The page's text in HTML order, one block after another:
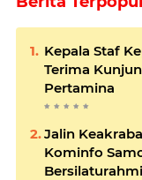
Kepala Staf
Terima
Pertamina
Jalin
Kominfo
Bersilaturahmi